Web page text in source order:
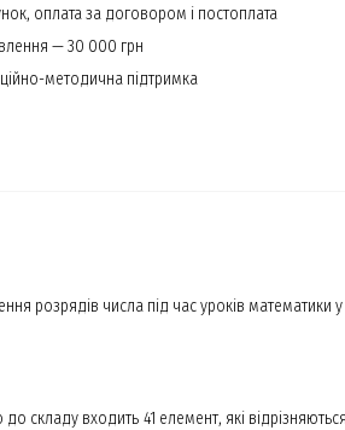
оплата за договором і постоплата
— 30 000 грн
методична підтримка
розрядів числа під час уроків математики у
складу входить 41 елемент, які